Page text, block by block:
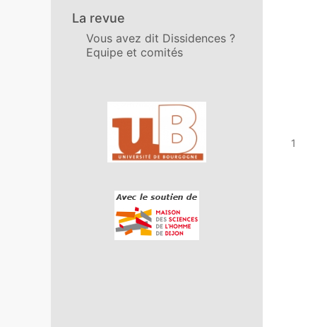
La revue
Vous avez dit Dissidences ?
Equipe et comités
Affiliations/partenaires